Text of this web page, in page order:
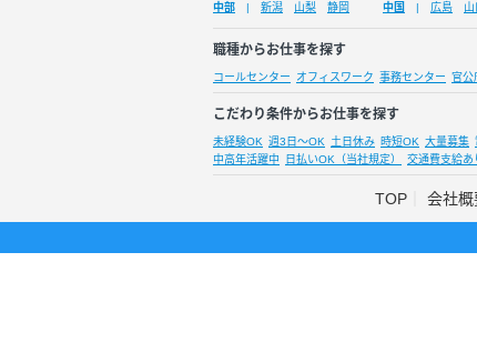
中部
新潟 山梨 静岡 中国 広島 山
職種からお仕事を探す
コールセンター オフィスワーク 事務センター 官公
こだわり条件からお仕事を探す
未経験OK 週3日～OK 土日休み 時短OK 大量募集
中高年活躍中
日払いOK（当社規定） 交通費支給あ
TOP 会社概